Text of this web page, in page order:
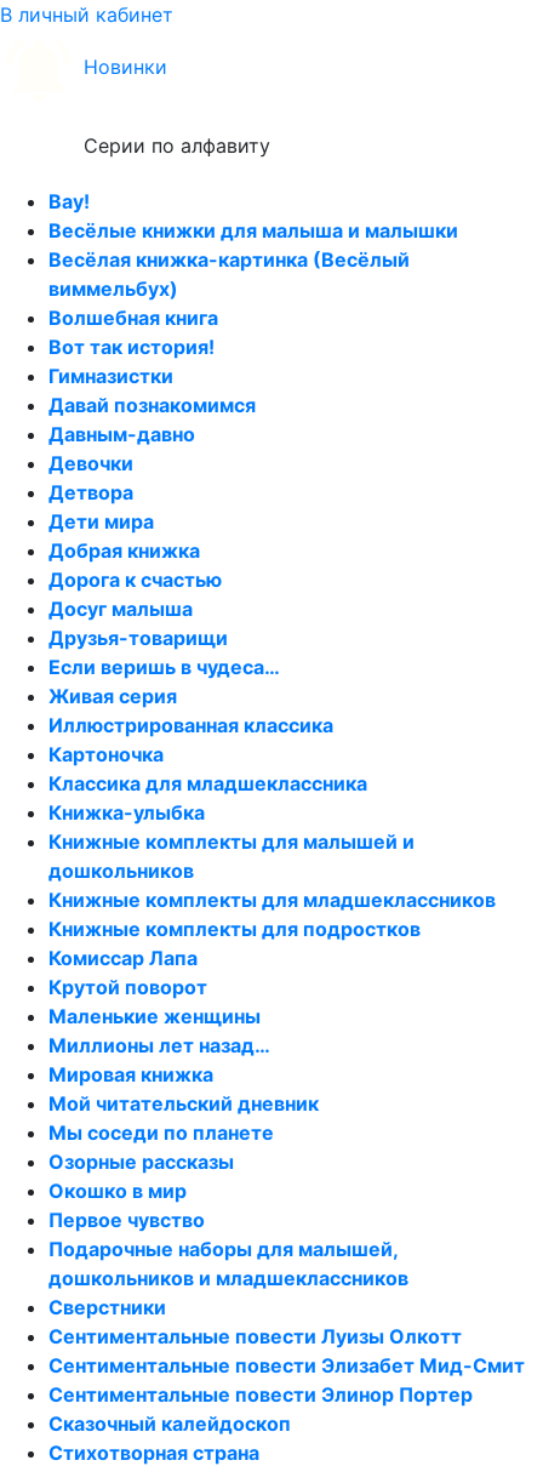
В личный кабинет
Новинки
Серии по алфавиту
Вау!
Весёлые книжки для малыша и малышки
Весёлая книжка-картинка (Весёлый
виммельбух)
Волшебная книга
Вот так история!
Гимназистки
Давай познакомимся
Давным-давно
Девочки
Детвора
Дети мира
Добрая книжка
Дорога к счастью
Досуг малыша
Друзья-товарищи
Если веришь в чудеса…
Живая серия
Иллюстрированная классика
Картоночка
Классика для младшеклассника
Книжка-улыбка
Книжные комплекты для малышей и
дошкольников
Книжные комплекты для младшеклассников
Книжные комплекты для подростков
Комиссар Лапа
Крутой поворот
Маленькие женщины
Миллионы лет назад…
Мировая книжка
Мой читательский дневник
Мы соседи по планете
Озорные рассказы
Окошко в мир
Первое чувство
Подарочные наборы для малышей,
дошкольников и младшеклассников
Сверстники
Сентиментальные повести Луизы Олкотт
Сентиментальные повести Элизабет Мид-Смит
Сентиментальные повести Элинор Портер
Сказочный калейдоскоп
Стихотворная страна